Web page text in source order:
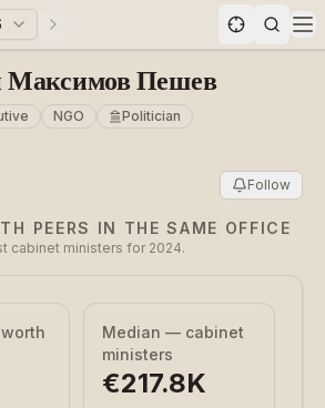
data statistics
Next elections
Максимов Пешев
NGO Politician
Follow
PEERS IN THE SAME OFFICE
cabinet ministers for 2024.
Median — cabinet
ministers
€217.8K